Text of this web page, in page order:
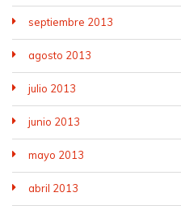
septiembre 2013
agosto 2013
julio 2013
junio 2013
mayo 2013
abril 2013